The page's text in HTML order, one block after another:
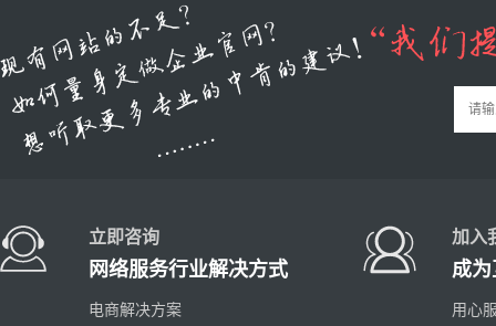
立即咨询
网络服务行业解决方式
电商解决方案
加入
成
用心